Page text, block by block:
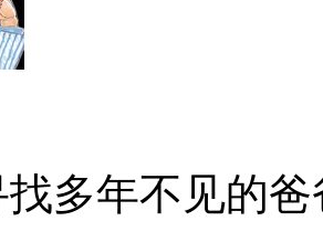
找多年不见的爸